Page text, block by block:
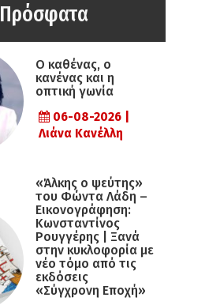
Πρόσφατα
Ο καθένας, ο
κανένας και η
οπτική γωνία
06-08-2026 |
Λιάνα Κανέλλη
«Άλκης ο ψεύτης»
του Φώντα Λάδη –
Εικονογράφηση:
Κωνσταντίνος
Ρουγγέρης | Ξανά
στην κυκλοφορία με
νέο τόμο από τις
εκδόσεις
«Σύγχρονη Εποχή»